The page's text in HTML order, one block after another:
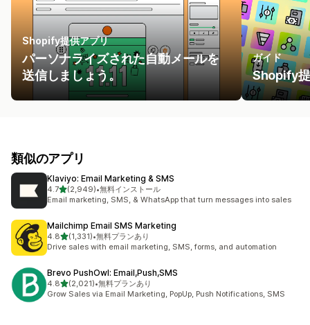
Shopify提供アプリ
パーソナライズされた自動メールを
送信しましょう。
ガイド
Shopify
類似のアプリ
Klaviyo: Email Marketing & SMS
4.75つ星中
(2,949)
合計レビュー数：2949件
•無料インストール
Email marketing, SMS, & WhatsApp that turn messages into sales
Mailchimp Email SMS Marketing
4.85つ星中
(1,331)
合計レビュー数：1331件
•無料プランあり
Drive sales with email marketing, SMS, forms, and automation
Brevo PushOwl: Email,Push,SMS
4.85つ星中
(2,021)
合計レビュー数：2021件
•無料プランあり
Grow Sales via Email Marketing, PopUp, Push Notifications, SMS